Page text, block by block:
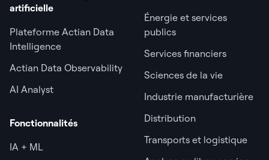
artificielle
Plateforme Actian Data
Intelligence
Actian Data Observability
AI Analyst
Fonctionnalités
IA + ML
Énergie et services
publics
Services financiers
Sciences de la vie
Industrie manufacturière
Distribution
Transports et logistique